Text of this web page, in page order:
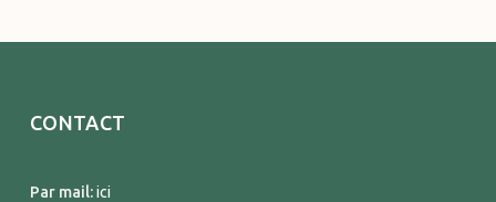
CONTACT
Par mail:ici